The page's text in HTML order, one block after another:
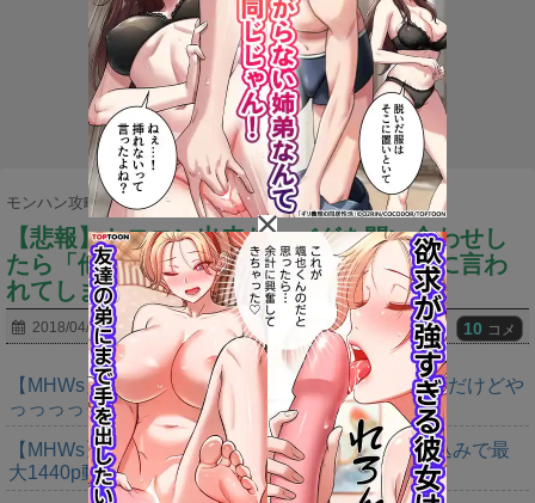
モンハン攻略まとめ隊 > バグ・不具合 >
【悲報】トロコン出来ないバグを問い合わせし
たら「他キャラでやり直してｗ」と運営に言わ
れてしまったんだが…
2018/04/13 10 コメ
【MHWs】ゴールドエディションの値段今知ったんだけどや
っっっっっっすwwwww
【MHWs】「Switch2版モンハンワイルズはDLSS込みで最
大1440p動作」